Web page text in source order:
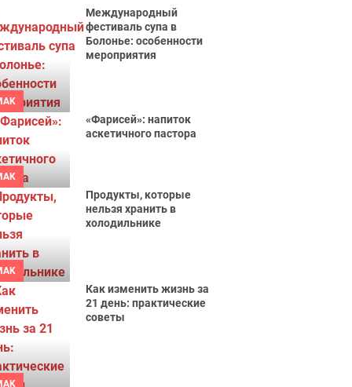
Международный
фестиваль супа в
Болонье: особенности
мероприятия
«Фарисей»: напиток
аскетичного пастора
Продукты, которые
нельзя хранить в
холодильнике
Как изменить жизнь за
21 день: практические
советы